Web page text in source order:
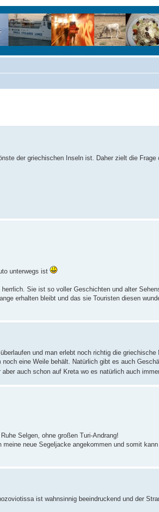
der griechischen Inseln ist. Daher zielt die
unterwegs ist
Sie ist so voller Geschichten und alter
erhalten bleibt und das sie Touristen diesen
und man erlebt noch richtig die
eine Weile behält. Natürlich gibt es auch
auch schon auf Kreta wo es natürlich auch
Selgen, ohne großen Turi-Andrang!
neue Segeljacke angekommen und somit
ist wahnsinnig beeindruckend und der